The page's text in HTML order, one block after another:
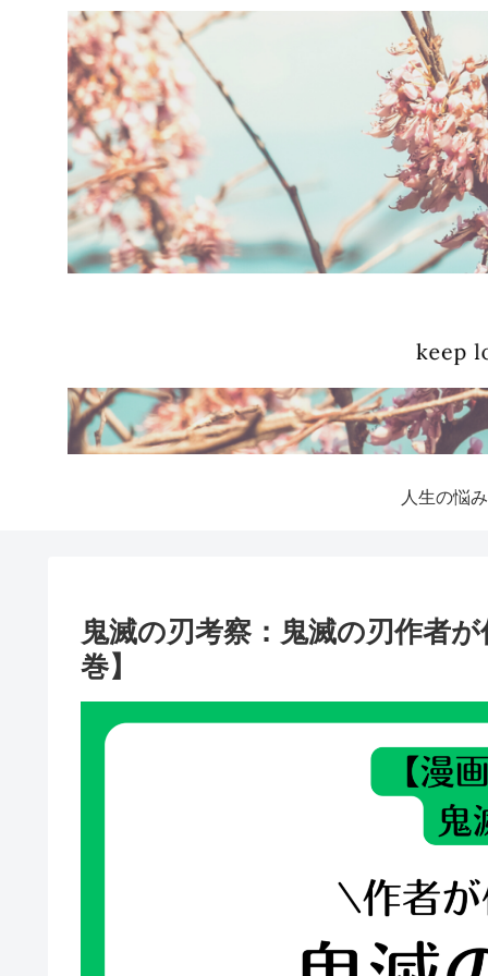
人生の悩み
鬼滅の刃考察：鬼滅の刃作者
巻】